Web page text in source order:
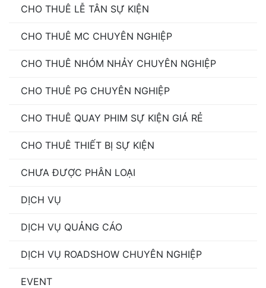
CHO THUÊ LỄ TÂN SỰ KIỆN
CHO THUÊ MC CHUYÊN NGHIỆP
CHO THUÊ NHÓM NHẢY CHUYÊN NGHIỆP
CHO THUÊ PG CHUYÊN NGHIỆP
CHO THUÊ QUAY PHIM SỰ KIỆN GIÁ RẺ
CHO THUÊ THIẾT BỊ SỰ KIỆN
CHƯA ĐƯỢC PHÂN LOẠI
DỊCH VỤ
DỊCH VỤ QUẢNG CÁO
DỊCH VỤ ROADSHOW CHUYÊN NGHIỆP
EVENT